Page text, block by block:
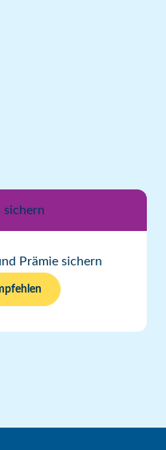
sichern
Prämie sichern